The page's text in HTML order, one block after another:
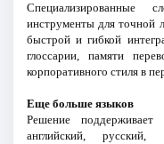
Специализированные
инструменты для точной
быстрой и гибкой
глоссарии, памяти
корпоративного стиля в
Еще больше языков
Решение
английский, русский,